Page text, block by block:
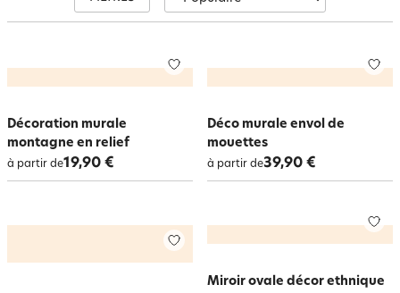
belle ampleur, ils font de l’effet. Et ce n’est pas fini… Une patère
… Sur becquet.be, nous avons de nombreuses idées pour
habiller votre intérieur dans le style qui vous correspond au mieux !
Décoration murale
montagne en relief
à partir de19,90 €
Déco murale envol de
mouettes
à partir de39,90 €
Miroir ovale décor ethnique